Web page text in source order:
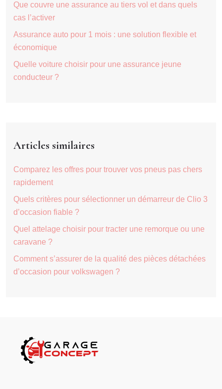
Que couvre une assurance au tiers vol et dans quels
cas l’activer
Assurance auto pour 1 mois : une solution flexible et
économique
Quelle voiture choisir pour une assurance jeune
conducteur ?
Articles similaires
Comparez les offres pour trouver vos pneus pas chers
rapidement
Quels critères pour sélectionner un démarreur de Clio 3
d’occasion fiable ?
Quel attelage choisir pour tracter une remorque ou une
caravane ?
Comment s’assurer de la qualité des pièces détachées
d’occasion pour volkswagen ?